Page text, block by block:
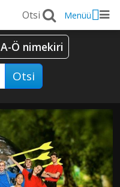
Menüü
A-Ö nimekiri
Otsi